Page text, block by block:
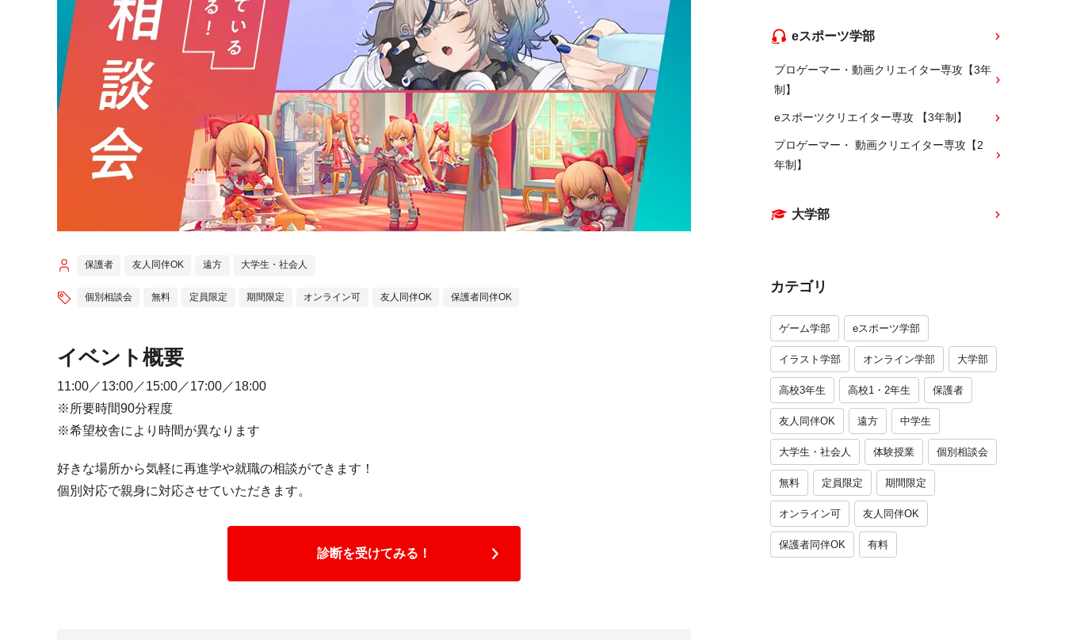
保護者 友人同伴OK 遠方 大学生・社会人
個別相談会 無料 定員限定 期間限定 オンライン可 友人同伴OK 保護者同伴OK
イベント概要
11:00／13:00／15:00／17:00／18:00
※所要時間90分程度
※希望校舎により時間が異なります
好きな場所から気軽に再進学や就職の相談ができます！
個別対応で親身に対応させていただきます。
診断を受けてみる！
eスポーツ学部
プロゲーマー・動画クリエイター専攻【3年
制】
eスポーツクリエイター専攻 【3年制】
プロゲーマー・ 動画クリエイター専攻【2
年制】
大学部
カテゴリ
ゲーム学部 eスポーツ学部
イラスト学部 オンライン学部 大学部
高校3年生 高校1・2年生 保護者
友人同伴OK 遠方 中学生
大学生・社会人 体験授業 個別相談会
無料 定員限定 期間限定
オンライン可 友人同伴OK
保護者同伴OK 有料